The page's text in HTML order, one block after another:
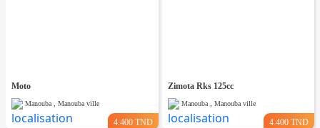
Moto
Manouba , Manouba ville
4.400 TND
Zimota Rks 125cc
Manouba , Manouba ville
4.400 TND